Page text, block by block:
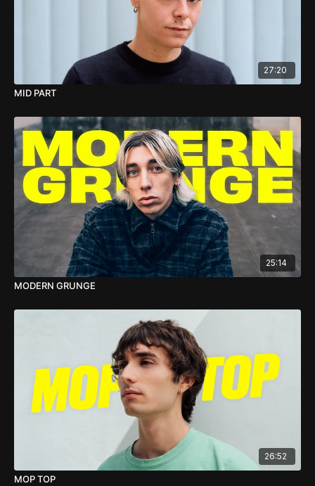
27:20
MID PART
25:14
MODERN GRUNGE
26:52
MOP TOP